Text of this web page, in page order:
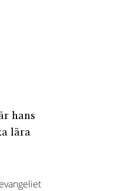
hans
lära